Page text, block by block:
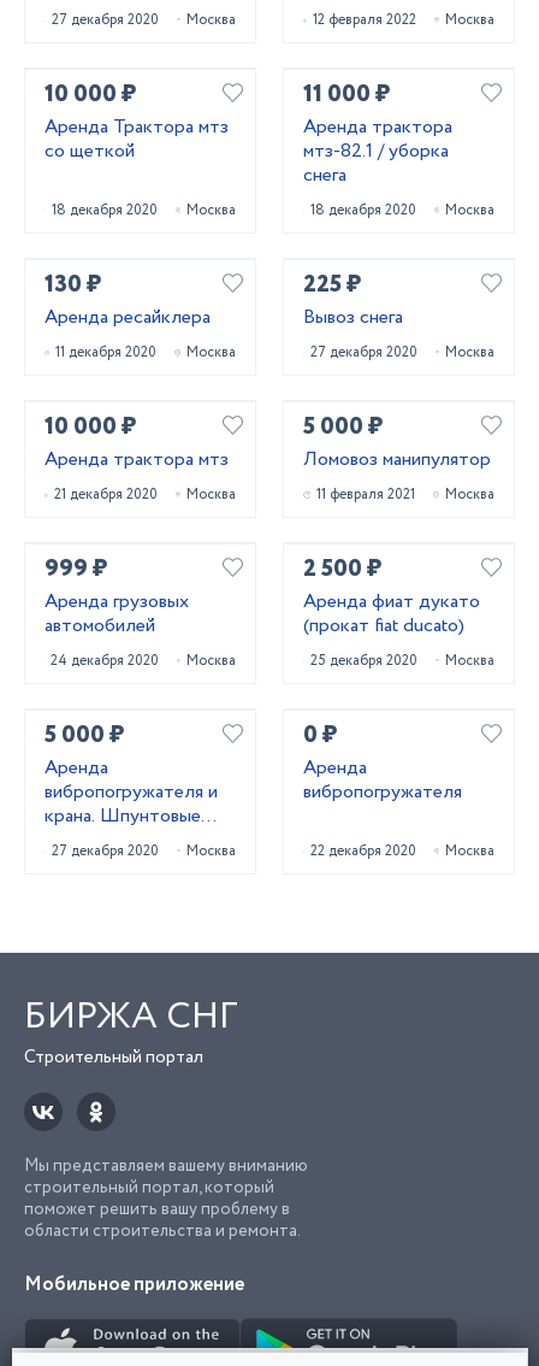
27 декабря 2020 Москва 12 февраля 2022 Москва
10 000 ₽
Аренда Трактора мтз
со щеткой
18 декабря 2020 Москва
11 000 ₽
Аренда трактора
мтз-82.1 / уборка
снега
18 декабря 2020 Москва
130 ₽
Аренда ресайклера
11 декабря 2020 Москва
225 ₽
Вывоз снега
27 декабря 2020 Москва
10 000 ₽
Аренда трактора мтз
21 декабря 2020 Москва
5 000 ₽
Ломовоз манипулятор
11 февраля 2021 Москва
999 ₽
Аренда грузовых
автомобилей
24 декабря 2020 Москва
2 500 ₽
Аренда фиат дукато
(прокат fiat ducato)
25 декабря 2020 Москва
5 000 ₽
Аренда
вибропогружателя и
крана. Шпунтовые
работы
27 декабря 2020 Москва
0 ₽
Аренда
вибропогружателя
22 декабря 2020 Москва
БИРЖА СНГ
Строительный портал
Мы представляем вашему вниманию
строительный портал, который
поможет решить вашу проблему в
области строительства и ремонта.
Мобильное приложение